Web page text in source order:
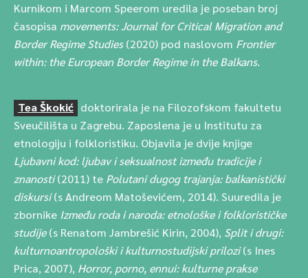
Kurnikom i Marcom Speerom uredila je poseban broj
časopisa movements: Journal for Critical Migration and
Border Regime Studies(2020) pod naslovom Frontier
within: the European Border Regime in the Balkans.
Tea Škokić doktorirala je na Filozofskom fakultetu
Sveučilišta u Zagrebu. Zaposlena je u Institutu za
etnologiju i folkloristiku. Objavila je dvije knjige
Ljubavni kod: ljubav i seksualnost između tradicije i
znanosti(2011) te Polutani dugog trajanja: balkanistički
diskursi(s Andreom Matoševićem, 2014). Suuredila je
zbornike Između roda i naroda: etnološke i folklorističke
studije(s Renatom Jambrešić Kirin, 2004), Split i drugi:
kulturnoantropološki i kulturnostudijski prilozi(s Ines
Prica, 2007), Horror, porno, ennui: kulturne prakse